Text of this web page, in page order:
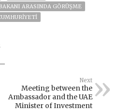
ARASINDA GÖRÜŞME
Next
Meeting between the
Ambassador and the UAE
Minister of Investment